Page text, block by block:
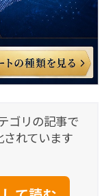
ゴリの記事で
れています